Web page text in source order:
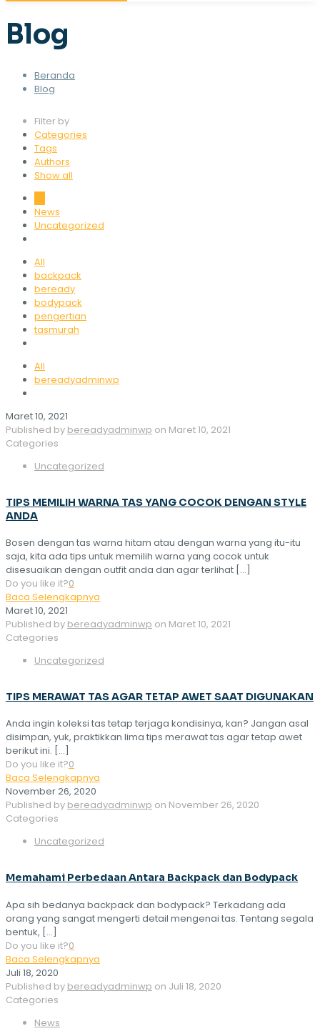
Blog
Beranda
Blog
Filter by
Categories
Tags
Authors
Show all
News
Uncategorized
All
backpack
beready
bodypack
pengertian
tasmurah
All
bereadyadminwp
Maret 10, 2021
Published by bereadyadminwp on Maret 10, 2021
Categories
Uncategorized
TIPS MEMILIH WARNA TAS YANG COCOK DENGAN STYLE
ANDA
Bosen dengan tas warna hitam atau dengan warna yang itu-itu
saja, kita ada tips untuk memilih warna yang cocok untuk
disesuaikan dengan outfit anda dan agar terlihat […]
Do you like it?0
Baca Selengkapnya
Maret 10, 2021
Published by bereadyadminwp on Maret 10, 2021
Categories
Uncategorized
TIPS MERAWAT TAS AGAR TETAP AWET SAAT DIGUNAKAN
Anda ingin koleksi tas tetap terjaga kondisinya, kan? Jangan asal
disimpan, yuk, praktikkan lima tips merawat tas agar tetap awet
berikut ini. […]
Do you like it?0
Baca Selengkapnya
November 26, 2020
Published by bereadyadminwp on November 26, 2020
Categories
Uncategorized
Memahami Perbedaan Antara Backpack dan Bodypack
Apa sih bedanya backpack dan bodypack? Terkadang ada
orang yang sangat mengerti detail mengenai tas. Tentang segala
bentuk, […]
Do you like it?0
Baca Selengkapnya
Juli 18, 2020
Published by bereadyadminwp on Juli 18, 2020
Categories
News